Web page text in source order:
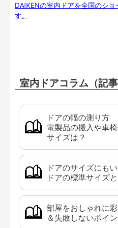
DAIKENの室内ドアを全国のシ
す。
室内ドアコラム（記事
ドアの幅の測り方
電製品の搬入や車
サイズは？
ドアのサイズにも
ドアの標準サイズ
部屋をおしゃれに
＆失敗しないポイン